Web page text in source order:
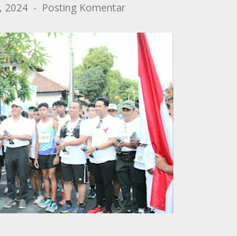
2024 Posting Komentar